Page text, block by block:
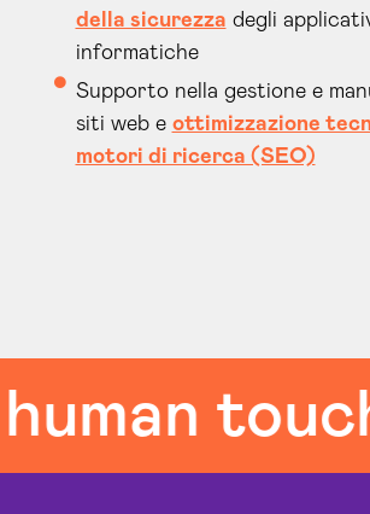
della sicurezza degli
informatiche
Supporto nella gestione e
siti web e ottimizzazione
motori di ricerca (SEO)
touch